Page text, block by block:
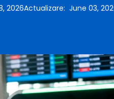
2026Actualizare:June 03,